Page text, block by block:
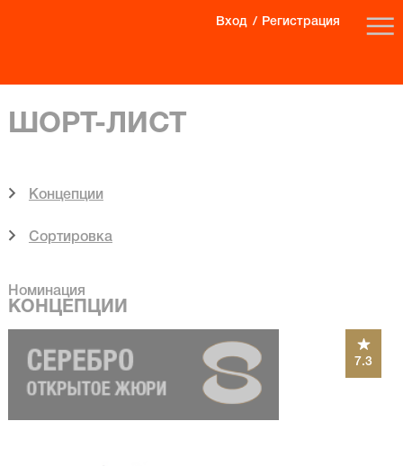
Вход Регистрация
ШОРТ-ЛИСТ
Концепции
Сортировка
Номинация
КОНЦЕПЦИИ
7.3